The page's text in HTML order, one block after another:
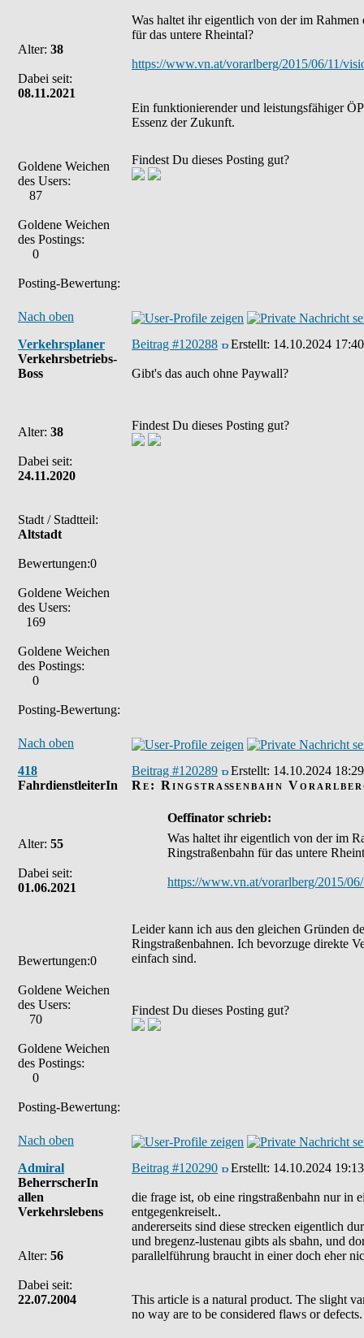
Alter: 38
Dabei seit:
08.11.2021
Goldene Weichen
des Users:
87
Goldene Weichen
des Postings:
0
Posting-Bewertung:
Was haltet ihr eigentlich von der im
für das untere Rheintal?
https://www.vn.at/vorarlberg/2015/06/11/
Ein funktionierender und leistungsfähiger
Essenz der Zukunft.
Findest Du dieses Posting gut?
Nach oben
Verkehrsplaner
Verkehrsbetriebs-
Boss
Alter: 38
Dabei seit:
24.11.2020
Stadt / Stadtteil:
Altstadt
Bewertungen:0
Goldene Weichen
des Users:
169
Goldene Weichen
des Postings:
0
Posting-Bewertung:
Beitrag #120288 Erstellt: 14.10.2024 17:40
Gibt's das auch ohne Paywall?
Findest Du dieses Posting gut?
Nach oben
418
FahrdienstleiterIn
Alter: 55
Dabei seit:
01.06.2021
Bewertungen:0
Goldene Weichen
des Users:
70
Goldene Weichen
des Postings:
0
Posting-Bewertung:
Beitrag #120289 Erstellt: 14.10.2024 18:29
Re: Ringstraßenbahn
Oeffinator schrieb:
Was haltet ihr eigentlich von der im
Ringstraßenbahn für das untere
https://www.vn.at/vorarlberg/2015/
Leider kann ich aus den gleichen Gründen
Ringstraßenbahnen. Ich bevorzuge direkte
einfach sind.
Findest Du dieses Posting gut?
Nach oben
Admiral
BeherrscherIn
allen
Verkehrslebens
Alter: 56
Dabei seit:
22.07.2004
Beitrag #120290 Erstellt: 14.10.2024 19:13
die frage ist, ob eine ringstraßenbahn nur in
entgegenkreiselt..
andererseits sind diese strecken eigentlich
und bregenz-lustenau gibts als sbahn, und
parallelführung braucht in einer doch eher
This article is a natural product. The slight
no way are to be considered flaws or defects.